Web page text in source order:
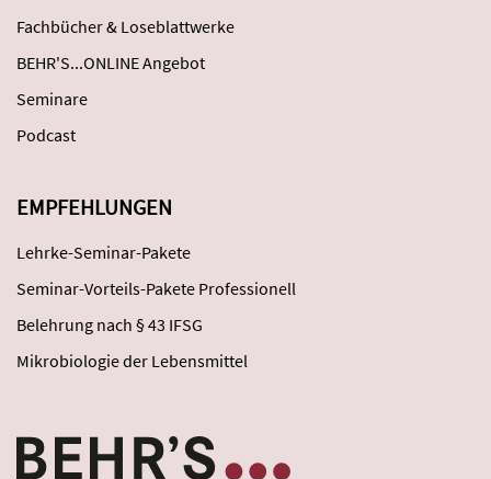
Fachbücher & Loseblattwerke
BEHR'S...ONLINE Angebot
Seminare
Podcast
EMPFEHLUNGEN
Lehrke-Seminar-Pakete
Seminar-Vorteils-Pakete Professionell
Belehrung nach § 43 IFSG
Mikrobiologie der Lebensmittel